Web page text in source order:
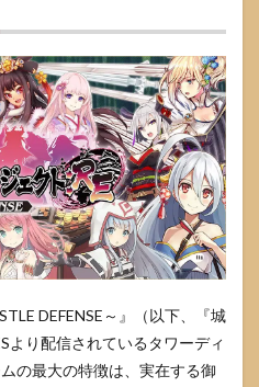
DEFENSE～』（以下、『城
より配信されているタワーディ
の最大の特徴は、実在する御